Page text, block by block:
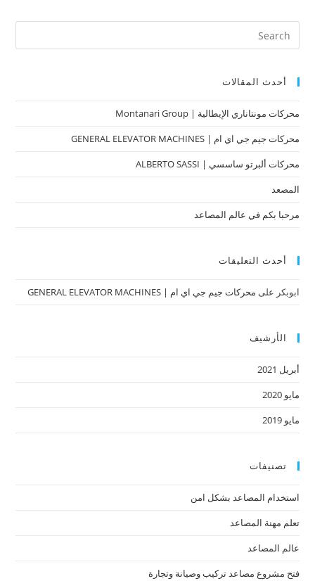
أحدث المقالات
محركات مونتاناري الإيطالية | Montanari Group
محركات جيم جي اي ام | GENERAL ELEVATOR MACHINES
محركات ألبرتو ساسسي | ​​​ALBERTO SASSI
المصعد
مرحبا بكم في عالم المصاعد
أحدث التعليقات
ابوبكر على محركات جيم جي اي ام | GENERAL ELEVATOR MACHINES
الأرشيف
أبريل 2021
مايو 2020
مايو 2019
تصنيفات
استخدام المصاعد بشكل امن
تعلم مهنة المصاعد
عالم المصاعد
فتح مشروع مصاعد تركيب وصيانة وتجارة